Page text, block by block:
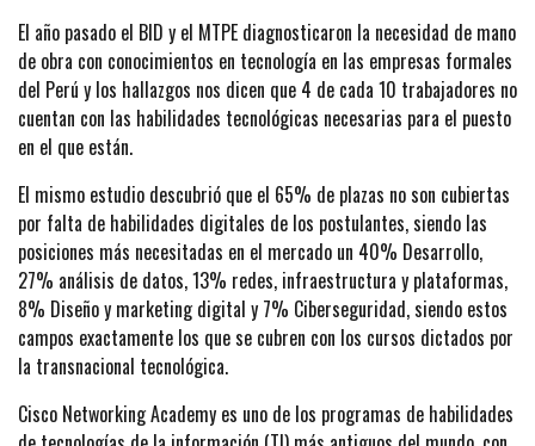
El año pasado el BID y el MTPE diagnosticaron la necesidad de mano
de obra con conocimientos en tecnología en las empresas formales
del Perú y los hallazgos nos dicen que 4 de cada 10 trabajadores no
cuentan con las habilidades tecnológicas necesarias para el puesto
en el que están.
El mismo estudio descubrió que el 65% de plazas no son cubiertas
por falta de habilidades digitales de los postulantes, siendo las
posiciones más necesitadas en el mercado un 40% Desarrollo,
27% análisis de datos, 13% redes, infraestructura y plataformas,
8% Diseño y marketing digital y 7% Ciberseguridad, siendo estos
campos exactamente los que se cubren con los cursos dictados por
la transnacional tecnológica.
Cisco Networking Academy es uno de los programas de habilidades